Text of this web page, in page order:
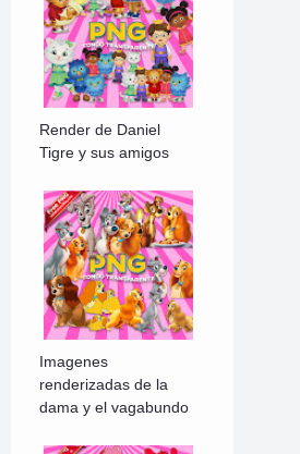
Render de Daniel
Tigre y sus amigos
Imagenes
renderizadas de la
dama y el vagabundo